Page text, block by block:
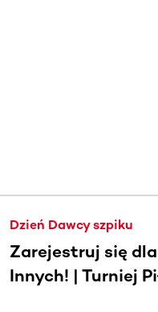
Dzień Dawcy szpiku
Zarejestruj się
Innych! | Turniej